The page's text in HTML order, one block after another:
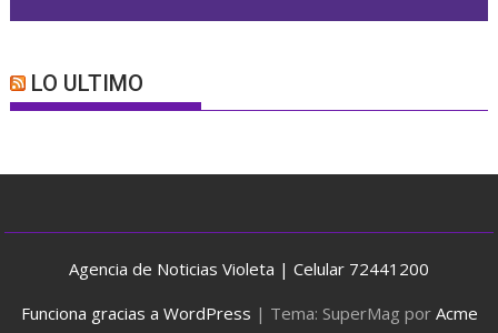
LO ULTIMO
Agencia de Noticias Violeta | Celular 72441200
Funciona gracias a WordPress | Tema: SuperMag por Acme